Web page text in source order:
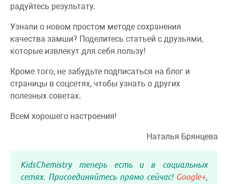
радуйтесь результату.
Узнали о новом простом методе сохранения
качества замши? Поделитесь статьей с друзьями,
которые извлекут для себя пользу!
Кроме того, не забудьте подписаться на блог и
страницы в соцсетях, чтобы узнать о других
полезных советах.
Всем хорошего настроения!
Наталья Брянцева
KidsChemistry теперь есть и в социальных
сетях. Присоединяйтесь прямо сейчас! Google+,